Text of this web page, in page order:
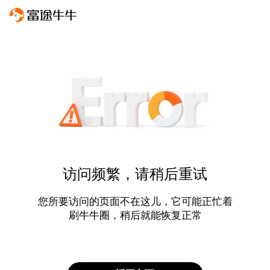
访问频繁，请稍后重试
您所要访问的页面不在这儿，它可能正忙着
刷牛牛圈，稍后就能恢复正常